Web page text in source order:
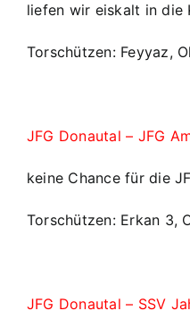
liefen wir eiskalt in die
Torschützen: Feyyaz,
JFG Donautal – JFG
keine Chance für die
Torschützen: Erkan 3,
JFG Donautal – SSV